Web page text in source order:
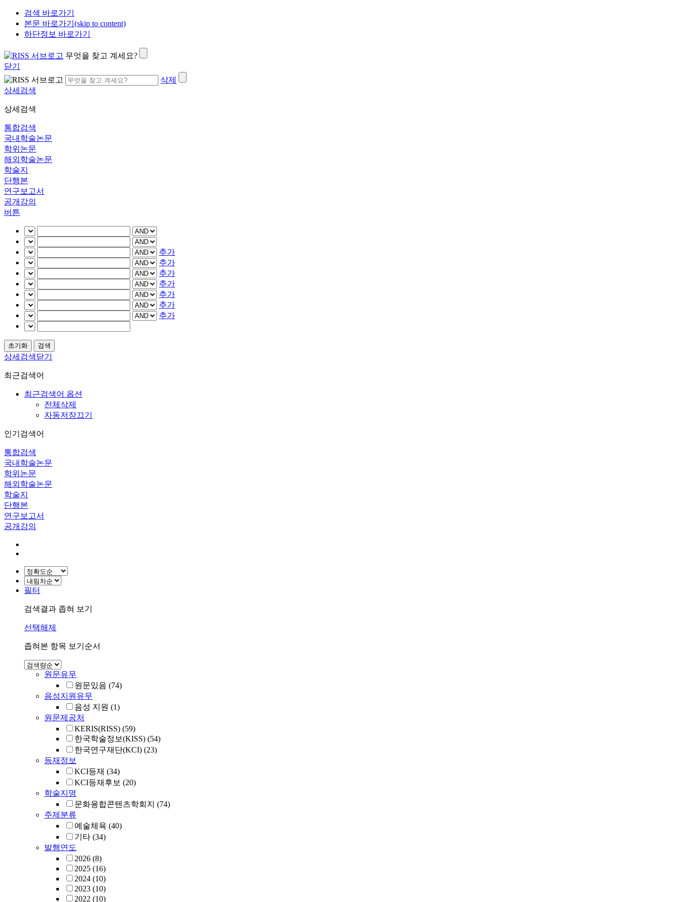
검색 바로가기
본문 바로가기(skip to content)
하단정보 바로가기
무엇을 찾고 계세요?
닫기
삭제
상세검색
상세검색
통합검색
국내학술논문
학위논문
해외학술논문
학술지
단행본
연구보고서
공개강의
버튼
추가
추가
추가
추가
추가
추가
추가
상세검색닫기
최근검색어
최근검색어 옵션
전체삭제
자동저장끄기
인기검색어
통합검색
국내학술논문
학위논문
해외학술논문
학술지
단행본
연구보고서
공개강의
필터
검색결과 좁혀 보기
선택해제
좁혀본 항목 보기순서
원문유무
원문있음 (74)
음성지원유무
음성 지원 (1)
원문제공처
KERIS(RISS) (59)
한국학술정보(KISS) (54)
한국연구재단(KCI) (23)
등재정보
KCI등재 (34)
KCI등재후보 (20)
학술지명
문화융합콘텐츠학회지 (74)
주제분류
예술체육 (40)
기타 (34)
발행연도
2026 (8)
2025 (16)
2024 (10)
2023 (10)
2022 (10)